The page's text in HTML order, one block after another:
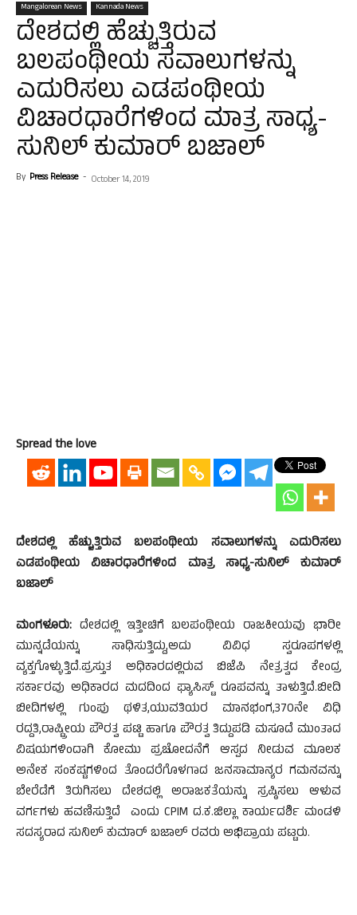
Mangalorean News Kannada News
ದೇಶದಲ್ಲಿ ಹೆಚ್ಚುತ್ತಿರುವ
ಬಲಪಂಥೀಯ ಸವಾಲುಗಳನ್ನು
ಎದುರಿಸಲು ಎಡಪಂಥೀಯ
ವಿಚಾರಧಾರೆಗಳಿಂದ ಮಾತ್ರ ಸಾಧ್ಯ-
ಸುನಿಲ್ ಕುಮಾರ್ ಬಜಾಲ್
By Press Release - October 14, 2019
Spread the love
ದೇಶದಲ್ಲಿ ಹೆಚ್ಚುತ್ತಿರುವ ಬಲಪಂಥೀಯ ಸವಾಲುಗಳನ್ನು ಎದುರಿಸಲು
ಎಡಪಂಥೀಯ ವಿಚಾರಧಾರೆಗಳಿಂದ ಮಾತ್ರ ಸಾಧ್ಯ-ಸುನಿಲ್ ಕುಮಾರ್
ಬಜಾಲ್
ಮಂಗಳೂರು: ದೇಶದಲ್ಲಿ ಇತ್ತೀಚಿಗೆ ಬಲಪಂಥೀಯ ರಾಜಕೀಯವು ಭಾರೀ
ಮುನ್ನಡೆಯನ್ನು ಸಾಧಿಸುತ್ತಿದ್ದು,ಅದು ವಿವಿಧ ಸ್ವರೂಪಗಳಲ್ಲಿ
ವ್ಯಕ್ತಗೊಳ್ಳುತ್ತಿದೆ.ಪ್ರಸ್ತುತ ಅಧಿಕಾರದಲ್ಲಿರುವ ಬಿಜೆಪಿ ನೇತ್ರತ್ವದ ಕೇಂದ್ರ
ಸರ್ಕಾರವು ಅಧಿಕಾರದ ಮದದಿಂದ ಫ್ಯಾಸಿಸ್ಟ್ ರೂಪವನ್ನು ತಾಳುತ್ತಿದೆ.ಬೀದಿ
ಬೀದಿಗಳಲ್ಲಿ ಗುಂಪು ಥಳಿತ,ಯುವತಿಯರ ಮಾನಭಂಗ,370ನೇ ವಿಧಿ
ರದ್ದತಿ,ರಾಷ್ಟ್ರೀಯ ಪೌರತ್ವ ಪಟ್ಟಿ ಹಾಗೂ ಪೌರತ್ವ ತಿದ್ದುಪಡಿ ಮಸೂದೆ ಮುಂತಾದ
ವಿಷಯಗಳಿಂದಾಗಿ ಕೋಮು ಪ್ರಚೋದನೆಗೆ ಆಸ್ಪದ ನೀಡುವ ಮೂಲಕ
ಅನೇಕ ಸಂಕಷ್ಟಗಳಿಂದ ತೊಂದರೆಗೊಳಗಾದ ಜನಸಾಮಾನ್ಯರ ಗಮನವನ್ನು
ಬೇರೆಡೆಗೆ ತಿರುಗಿಸಲು ದೇಶದಲ್ಲಿ ಅರಾಜಕತೆಯನ್ನು ಸ್ರಷ್ಠಿಸಲು ಆಳುವ
ವರ್ಗಗಳು ಹವಣಿಸುತ್ತಿದೆ ಎಂದು CPIM ದ.ಕ.ಜಿಲ್ಲಾ ಕಾರ್ಯದರ್ಶಿ ಮಂಡಳಿ
ಸದಸ್ಯರಾದ ಸುನಿಲ್ ಕುಮಾರ್ ಬಜಾಲ್ ರವರು ಅಭಿಪ್ರಾಯ ಪಟ್ಟರು.